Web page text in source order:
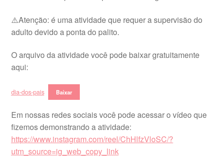
⚠️Atenção: é uma atividade que requer a supervisão do
adulto devido a ponta do palito.
O arquivo da atividade você pode baixar gratuitamente
aqui:
dia-dos-pais Baixar
Em nossas redes sociais você pode acessar o vídeo que
fizemos demonstrando a atividade:
https://www.instagram.com/reel/ChHlfzVloSC/?
utm_source=ig_web_copy_link